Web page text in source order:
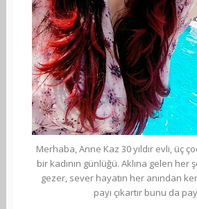
Merhaba, Anne Kaz 30 yıldır evli, üç
bir kadının günlüğü. Aklına gelen her
gezer, sever hayatın her anından
payı çıkartır bunu da